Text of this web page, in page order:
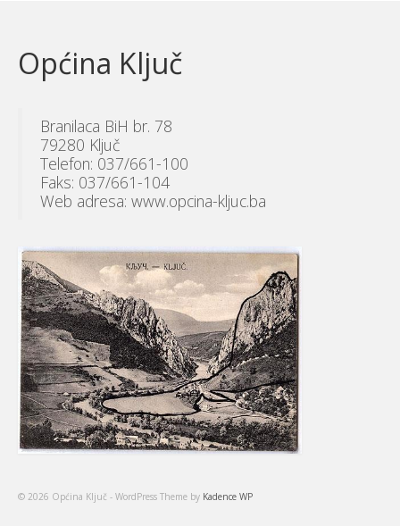
Općina Ključ
Branilaca BiH br. 78
79280 Ključ
Telefon: 037/661-100
Faks: 037/661-104
Web adresa: www.opcina-kljuc.ba
© 2026 Općina Ključ - WordPress Theme by Kadence WP